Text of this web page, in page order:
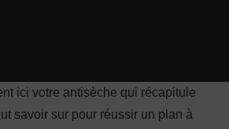
ici votre antisèche qui récapitule
savoir sur pour réussir un plan à